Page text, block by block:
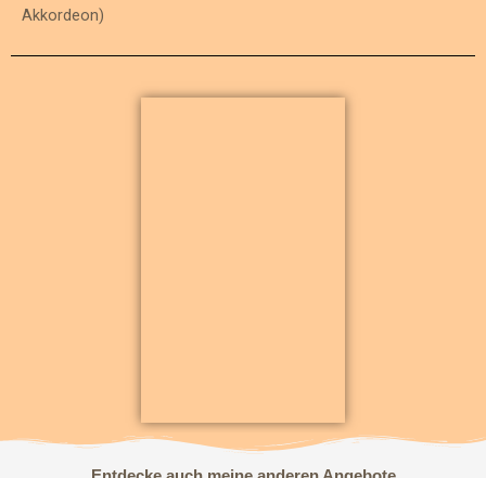
Akkordeon)